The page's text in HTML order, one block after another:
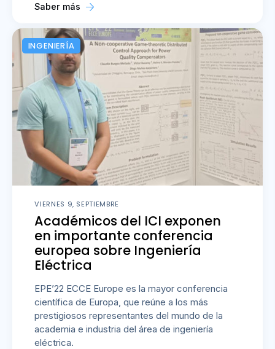
Saber más
INGENIERÍA
VIERNES 9, SEPTIEMBRE
Académicos del ICI exponen
en importante conferencia
europea sobre Ingeniería
Eléctrica
EPE’22 ECCE Europe es la mayor conferencia
científica de Europa, que reúne a los más
prestigiosos representantes del mundo de la
academia e industria del área de ingeniería
eléctrica.